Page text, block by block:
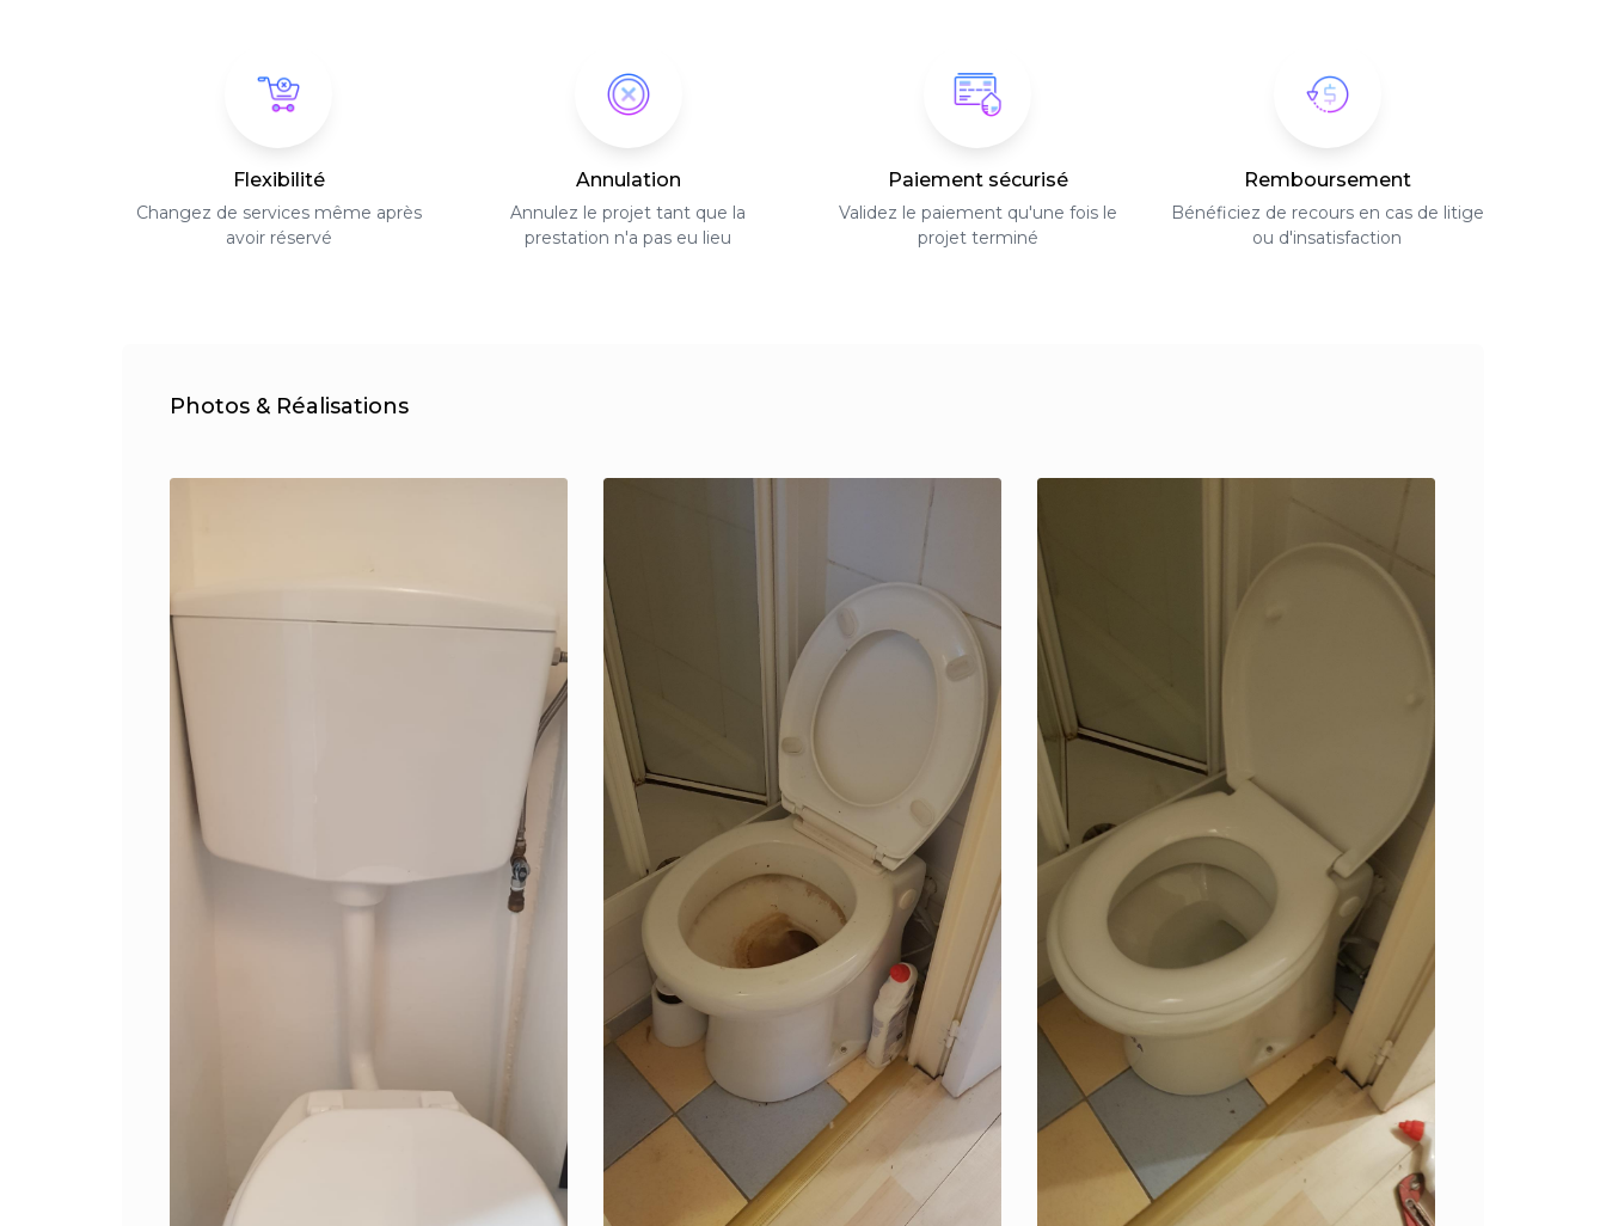
Flexibilité
Changez de services même après
avoir réservé
Annulation
Annulez le projet tant que la
prestation n'a pas eu lieu
Paiement sécurisé
Validez le paiement qu'une fois le
projet terminé
Remboursement
Bénéficiez de recours en cas de litige
ou d'insatisfaction
Photos & Réalisations